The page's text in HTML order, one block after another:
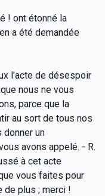
! ont étonné la
a été demandée
l'acte de désespoir
nous ne vous
parce que la
au sort de tous nos
donner un
avons appelé. - R.
à cet acte
vous faites pour
de plus ; merci !